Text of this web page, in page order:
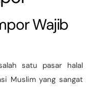
Wajib
satu pasar halal
Muslim yang sangat